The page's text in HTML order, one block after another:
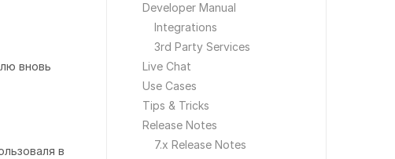
Developer Manual
Integrations
3rd Party Services
Live Chat
Use Cases
Tips & Tricks
Release Notes
7.x Release Notes
вновь
в